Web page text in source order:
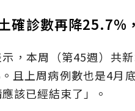
確診數再降25.7%
，本周（第45週）共
且上周病例數也是4月
該已經結束了」。